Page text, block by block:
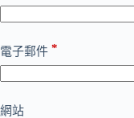
電子郵件 *
網站